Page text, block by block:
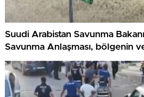
Suudi Arabistan Savunma
Savunma Anlaşması, bölgenin
güvenliğine katkı sağlıyor